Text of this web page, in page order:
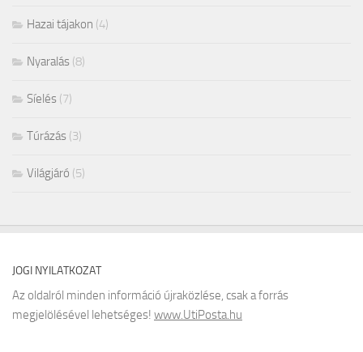
Hazai tájakon (4)
Nyaralás (8)
Síelés (7)
Túrázás (3)
Világjáró (5)
JOGI NYILATKOZAT
Az oldalról minden információ újraközlése, csak a forrás
megjelölésével lehetséges! www.UtiPosta.hu